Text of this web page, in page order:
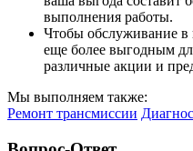
выполнения работы.
Чтобы обслуживание
еще более выгодным
различные акции и
Мы выполняем также:
Ремонт трансмиссии